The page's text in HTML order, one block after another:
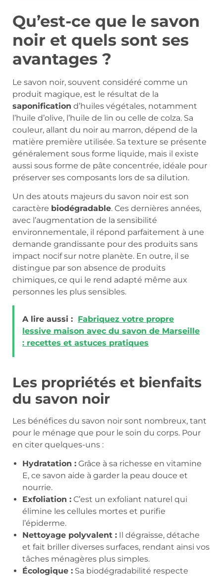
Qu’est-ce que le savon
noir et quels sont ses
avantages ?
Le savon noir, souvent considéré comme un
produit magique, est le résultat de la
saponification d’huiles végétales, notamment
l’huile d’olive, l’huile de lin ou celle de colza. Sa
couleur, allant du noir au marron, dépend de la
matière première utilisée. Sa texture se présente
généralement sous forme liquide, mais il existe
aussi sous forme de pâte concentrée, idéale pour
préserver ses composants lors de sa dilution.
Un des atouts majeurs du savon noir est son
caractère biodégradable. Ces dernières années,
avec l’augmentation de la sensibilité
environnementale, il répond parfaitement à une
demande grandissante pour des produits sans
impact nocif sur notre planète. En outre, il se
distingue par son absence de produits
chimiques, ce qui le rend adapté même aux
personnes les plus sensibles.
A lire aussi : Fabriquez votre propre
lessive maison avec du savon de Marseille
: recettes et astuces pratiques
Les propriétés et bienfaits
du savon noir
Les bénéfices du savon noir sont nombreux, tant
pour le ménage que pour le soin du corps. Pour
en citer quelques-uns :
Hydratation : Grâce à sa richesse en vitamine
E, ce savon aide à garder la peau douce et
nourrie.
Exfoliation : C’est un exfoliant naturel qui
élimine les cellules mortes et purifie
l’épiderme.
Nettoyage polyvalent : Il dégraisse, détache
et fait briller diverses surfaces, rendant ainsi vos
tâches ménagères plus simples.
Écologique : Sa biodégradabilité respecte